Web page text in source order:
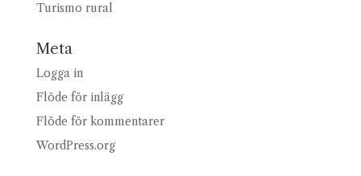
Turismo rural
Meta
Logga in
Flöde för inlägg
Flöde för kommentarer
WordPress.org